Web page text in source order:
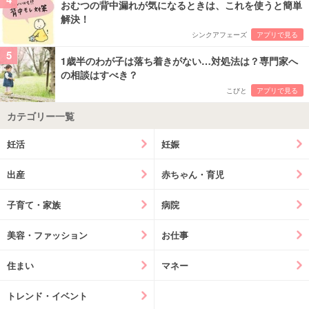
おむつの背中漏れが気になるときは、これを使うと簡単
解決！
シンクアフェーズ アプリで見る
5
1歳半のわが子は落ち着きがない…対処法は？専門家へ
の相談はすべき？
こびと アプリで見る
カテゴリー一覧
妊活 妊娠
出産 赤ちゃん・育児
子育て・家族 病院
美容・ファッション お仕事
住まい マネー
トレンド・イベント